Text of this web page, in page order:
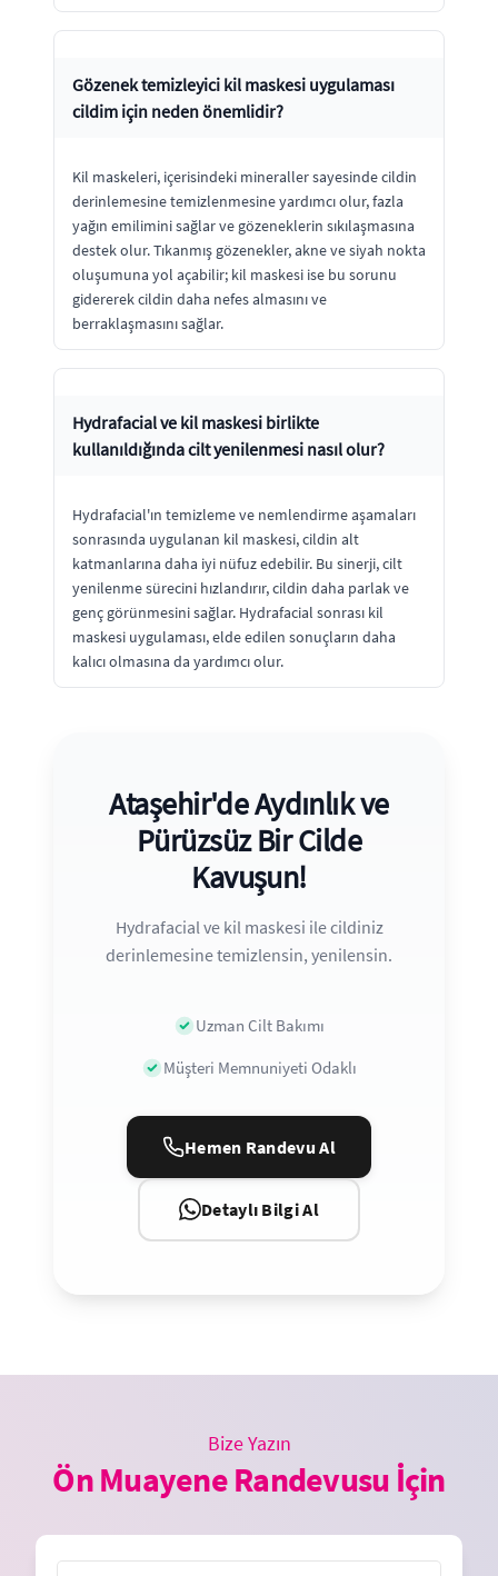
Gözenek temizleyici kil maskesi uygulaması
cildim için neden önemlidir?
Kil maskeleri, içerisindeki mineraller sayesinde cildin
derinlemesine temizlenmesine yardımcı olur, fazla
yağın emilimini sağlar ve gözeneklerin sıkılaşmasına
destek olur. Tıkanmış gözenekler, akne ve siyah nokta
oluşumuna yol açabilir; kil maskesi ise bu sorunu
gidererek cildin daha nefes almasını ve
berraklaşmasını sağlar.
Hydrafacial ve kil maskesi birlikte
kullanıldığında cilt yenilenmesi nasıl olur?
Hydrafacial'ın temizleme ve nemlendirme aşamaları
sonrasında uygulanan kil maskesi, cildin alt
katmanlarına daha iyi nüfuz edebilir. Bu sinerji, cilt
yenilenme sürecini hızlandırır, cildin daha parlak ve
genç görünmesini sağlar. Hydrafacial sonrası kil
maskesi uygulaması, elde edilen sonuçların daha
kalıcı olmasına da yardımcı olur.
Ataşehir'de Aydınlık ve
Pürüzsüz Bir Cilde
Kavuşun!
Hydrafacial ve kil maskesi ile cildiniz
derinlemesine temizlensin, yenilensin.
Uzman Cilt Bakımı
Müşteri Memnuniyeti Odaklı
Hemen Randevu Al
Detaylı Bilgi Al
Bize Yazın
Ön Muayene Randevusu İçin